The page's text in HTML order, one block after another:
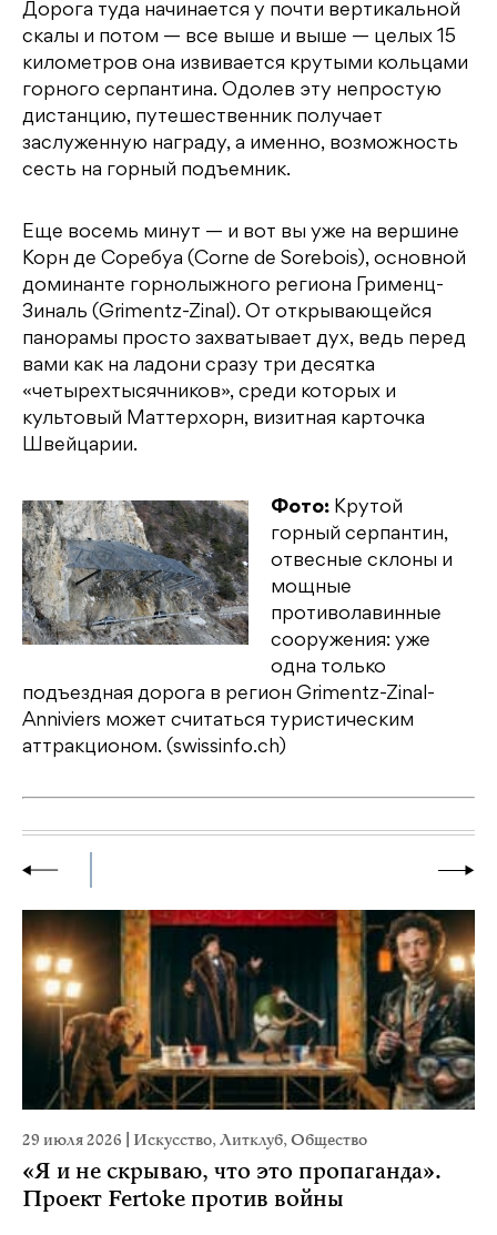
Дорога туда начинается у почти вертикальной
скалы и потом — все выше и выше — целых 15
километров она извивается крутыми кольцами
горного серпантина. Одолев эту непростую
дистанцию, путешественник получает
заслуженную награду, а именно, возможность
сесть на горный подъемник.
Еще восемь минут — и вот вы уже на вершине
Корн де Соребуа (Corne de Sorebois), основной
доминанте горнолыжного региона Грименц-
Зиналь (Grimentz-Zinal). От открывающейся
панорамы просто захватывает дух, ведь перед
вами как на ладони сразу три десятка
«четырехтысячников», среди которых и
культовый Маттерхорн, визитная карточка
Швейцарии.
Фото: Крутой
горный серпантин,
отвесные склоны и
мощные
противолавинные
сооружения: уже
одна только
подъездная дорога в регион Grimentz-Zinal-
Anniviers может считаться туристическим
аттракционом. (swissinfo.ch)
29 июля 2026 Искусство,Литклуб,Общество
«Я и не скрываю, что это пропаганда».
Проект Fertoke против войны